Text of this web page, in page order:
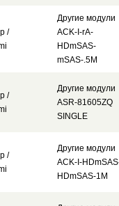
/
Другие модули
ACK-I-rA-
HDmSAS-
mSAS-.5M
/
Другие модули
ASR-81605ZQ
SINGLE
/
Другие модули
ACK-I-
HDmSAS-1M